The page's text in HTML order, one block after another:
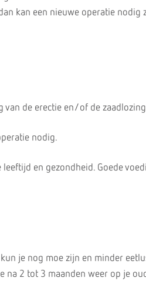
kan een nieuwe operatie nodig
van de erectie en/of de
nodig.
en gezondheid. Goede
je nog moe zijn en minder
na 2 tot 3 maanden weer op je